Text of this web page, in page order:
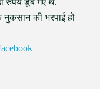
रुपये डूब गए थे.
नुकसान की भरपाई हो